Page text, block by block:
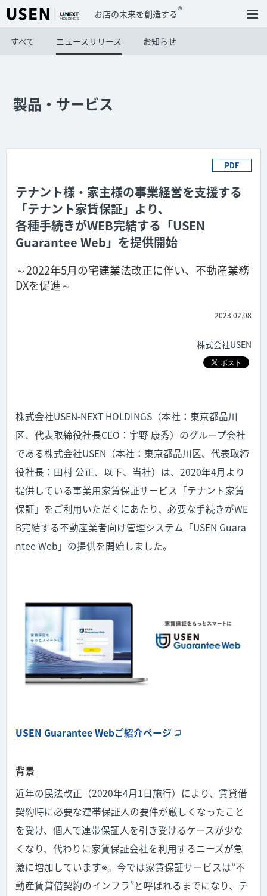
お店の未来を創造する®
すべて ニュースリリース お知らせ
製品・サービス
PDF
テナント様・家主様の事業経営を支援する
「テナント家賃保証」より、
各種手続きがWEB完結する「USEN
Guarantee Web」を提供開始
～2022年5月の宅建業法改正に伴い、不動産業務
DXを促進～
2023.02.08
株式会社USEN
株式会社USEN-NEXT HOLDINGS（本社：東京都品川
区、代表取締役社長CEO：宇野 康秀）のグループ会社
である株式会社USEN（本社：東京都品川区、代表取締
役社長：田村 公正、以下、当社）は、2020年4月より
提供している事業用家賃保証サービス「テナント家賃
保証」をご利用いただくにあたり、必要な手続きがWE
B完結する不動産業者向け管理システム「USEN Guara
ntee Web」の提供を開始しました。
USEN Guarantee Webご紹介ページ
背景
近年の民法改正（2020年4月1日施行）により、賃貸借
契約時に必要な連帯保証人の要件が厳しくなったこと
を受け、個人で連帯保証人を引き受けるケースが少な
くなり、代わりに家賃保証会社を利用するニーズが急
激に増加しています※。今では家賃保証サービスは“不
動産賃貸借契約のインフラ”と呼ばれるまでになり、テ